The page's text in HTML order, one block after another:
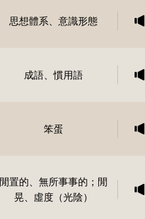
思想體系、意識形態
成語、慣用語
笨蛋
閒置的、無所事事的；閒
晃、虛度（光陰）